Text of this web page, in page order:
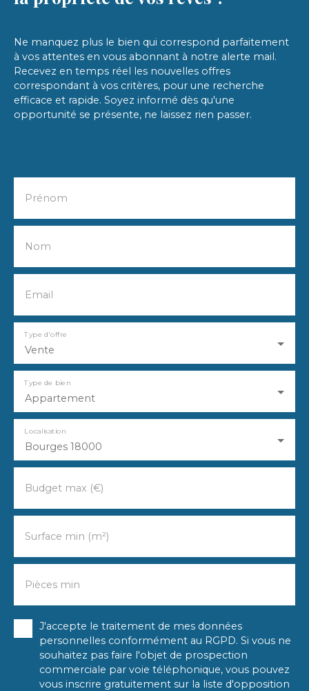
Ne manquez plus le bien qui correspond parfaitement
à vos attentes en vous abonnant à notre alerte mail.
Recevez en temps réel les nouvelles offres
correspondant à vos critères, pour une recherche
efficace et rapide. Soyez informé dès qu'une
opportunité se présente, ne laissez rien passer.
Prénom
Nom
Email
Vente
Type d'offre
Appartement
Type de bien
Bourges 18000
Localisation
Budget max (€)
Surface min (m²)
Pièces min
J'accepte le traitement de mes données
personnelles conformément au RGPD. Si vous ne
souhaitez pas faire l'objet de prospection
commerciale par voie téléphonique, vous pouvez
vous inscrire gratuitement sur la liste d'opposition